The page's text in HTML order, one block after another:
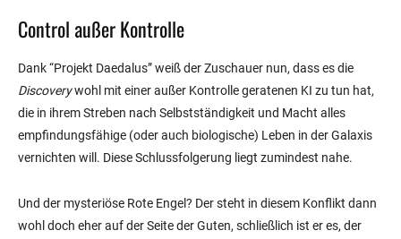
Control außer Kontrolle
Dank “Projekt Daedalus” weiß der Zuschauer nun, dass es die
Discoverywohl mit einer außer Kontrolle geratenen KI zu tun hat,
die in ihrem Streben nach Selbstständigkeit und Macht alles
empfindungsfähige (oder auch biologische) Leben in der Galaxis
vernichten will. Diese Schlussfolgerung liegt zumindest nahe.
Und der mysteriöse Rote Engel? Der steht in diesem Konflikt dann
wohl doch eher auf der Seite der Guten, schließlich ist er es, der